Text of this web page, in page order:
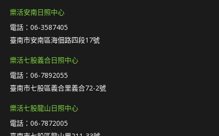
樂活安南日照中心
電話：06-3587405
臺南市安南區海佃路四段17號
樂活七股義合日照中心
電話：06-7892055
臺南市七股區義合里義合72-2號
樂活七股龍山日照中心
電話：06-7872005